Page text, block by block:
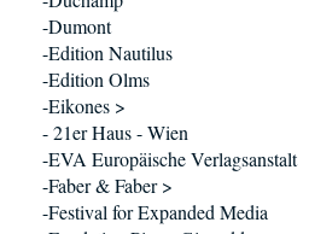
-Dumont
-Edition Nautilus
-Edition Olms
-Eikones >
- 21er Haus - Wien
-EVA Europäische Verlagsanstalt
-Faber & Faber >
-Festival for Expanded Media